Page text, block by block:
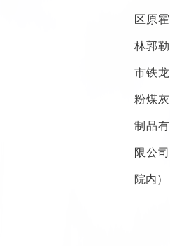
区原霍
林郭勒
市铁龙
粉煤灰
制品有
限公司
院内）